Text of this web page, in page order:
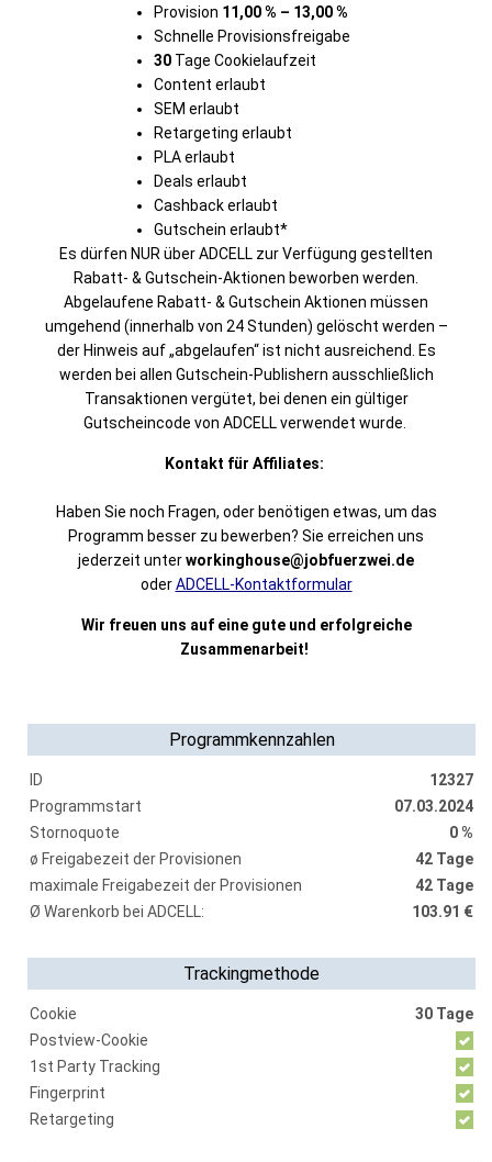
Provision 11,00% – 13,00 %
Schnelle Provisionsfreigabe
30 Tage Cookielaufzeit
Content erlaubt
SEM erlaubt
Retargeting erlaubt
PLA erlaubt
Deals erlaubt
Cashback erlaubt
Gutschein erlaubt*
Es dürfen NUR über ADCELL zur Verfügung gestellten
Rabatt- & Gutschein-Aktionen beworben werden.
Abgelaufene Rabatt- & Gutschein Aktionen müssen
umgehend (innerhalb von 24 Stunden) gelöscht werden –
der Hinweis auf „abgelaufen“ ist nicht ausreichend. Es
werden bei allen Gutschein-Publishern ausschließlich
Transaktionen vergütet, bei denen ein gültiger
Gutscheincode von ADCELL verwendet wurde.
Kontakt für Affiliates:
Haben Sie noch Fragen, oder benötigen etwas, um das
Programm besser zu bewerben? Sie erreichen uns
jederzeit unterworkinghouse@jobfuerzwei.de
oderADCELL-Kontaktformular
Wir freuen uns auf eine gute und erfolgreiche
Zusammenarbeit!
Programmkennzahlen
ID
12327
Programmstart
07.03.2024
Stornoquote
0 %
ø Freigabezeit der Provisionen
42 Tage
maximale Freigabezeit der Provisionen
42 Tage
Ø Warenkorb bei ADCELL:
103.91 €
Trackingmethode
Cookie
30 Tage
Postview-Cookie
1st Party Tracking
Fingerprint
Retargeting